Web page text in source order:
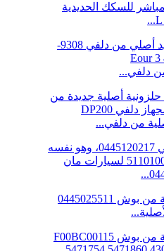
للسكك الحديدية
دلفي...
من دلفي...